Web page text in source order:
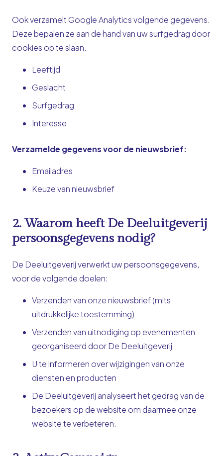
Ook verzamelt Google Analytics volgende gegevens.
Deze bepalen ze aan de hand van uw surfgedrag door
cookies op te slaan.
Leeftijd
Geslacht
Surfgedrag
Interesse
Verzamelde gegevens voor de nieuwsbrief:
Emailadres
Keuze van nieuwsbrief
2. Waarom heeft De Deeluitgeverij
persoonsgegevens nodig?
De Deeluitgeverij verwerkt uw persoonsgegevens,
voor de volgende doelen:
Verzenden van onze nieuwsbrief (mits
uitdrukkelijke toestemming)
Verzenden van uitnodiging op evenementen
georganiseerd door De Deeluitgeverij
U te informeren over wijzigingen van onze
diensten en producten
De Deeluitgeverij analyseert het gedrag van de
bezoekers op de website om daarmee onze
website te verbeteren.